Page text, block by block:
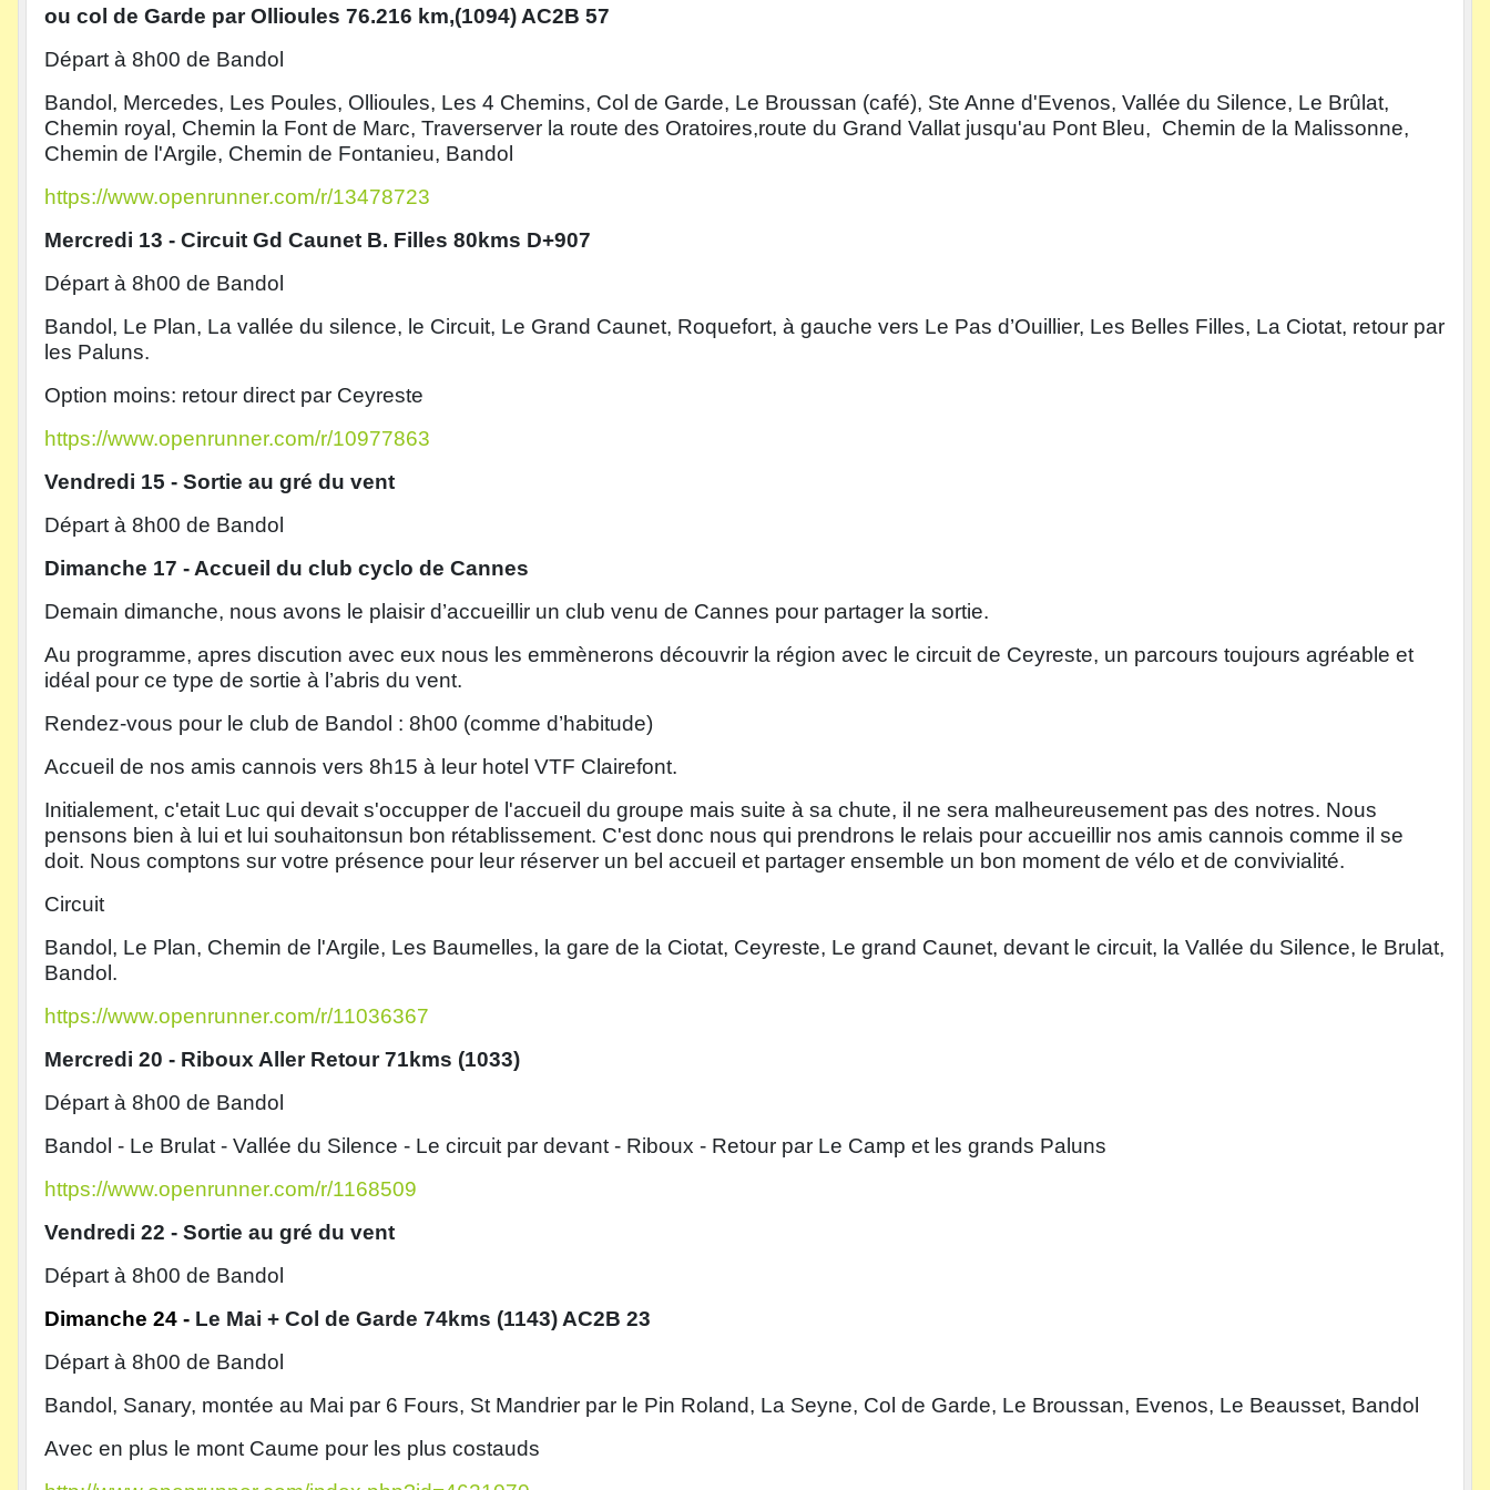
ou col de Garde par Ollioules 76.216 km,(1094) AC2B 57
Départ à 8h00 de Bandol
Bandol, Mercedes, Les Poules, Ollioules, Les 4 Chemins, Col de Garde, Le Broussan (café), Ste Anne d'Evenos, Vallée du Silence, Le Brûlat,
Chemin royal, Chemin la Font de Marc, Traverserver la route des Oratoires,route du Grand Vallat jusqu'au Pont Bleu, Chemin de la Malissonne,
Chemin de l'Argile, Chemin de Fontanieu, Bandol
https://www.openrunner.com/r/13478723
Mercredi 13 - Circuit Gd Caunet B. Filles 80kms D+907
Départ à 8h00 de Bandol
Bandol, Le Plan, La vallée du silence, le Circuit, Le Grand Caunet, Roquefort, à gauche vers Le Pas d’Ouillier, Les Belles Filles, La Ciotat, retour par
les Paluns.
Option moins: retour direct par Ceyreste
https://www.openrunner.com/r/10977863
Vendredi 15 - Sortie au gré du vent
Départ à 8h00 de Bandol
Dimanche 17 - Accueil du club cyclo de Cannes
Demain dimanche, nous avons le plaisir d’accueillir un club venu de Cannes pour partager la sortie.
Au programme, apres discution avec eux nous les emmènerons découvrir la région avec le circuit de Ceyreste, un parcours toujours agréable et
idéal pour ce type de sortie à l’abris du vent.
Rendez-vous pour le club de Bandol : 8h00 (comme d’habitude)
Accueil de nos amis cannois vers 8h15 à leur hotel VTF Clairefont.
Initialement, c'etait Luc qui devait s'occupper de l'accueil du groupe mais suite à sa chute, il ne sera malheureusement pas des notres. Nous
pensons bien à lui et lui souhaitonsun bon rétablissement. C'est donc nous qui prendrons le relais pour accueillir nos amis cannois comme il se
doit. Nous comptons sur votre présence pour leur réserver un bel accueil et partager ensemble un bon moment de vélo et de convivialité.
Circuit
Bandol, Le Plan, Chemin de l'Argile, Les Baumelles, la gare de la Ciotat, Ceyreste, Le grand Caunet, devant le circuit, la Vallée du Silence, le Brulat,
Bandol.
https://www.openrunner.com/r/11036367
Mercredi 20 - Riboux Aller Retour 71kms (1033)
Départ à 8h00 de Bandol
Bandol - Le Brulat - Vallée du Silence - Le circuit par devant - Riboux - Retour par Le Camp et les grands Paluns
https://www.openrunner.com/r/1168509
Vendredi 22 - Sortie au gré du vent
Départ à 8h00 de Bandol
Dimanche 24 - Le Mai + Col de Garde 74kms (1143) AC2B 23
Départ à 8h00 de Bandol
Bandol, Sanary, montée au Mai par 6 Fours, St Mandrier par le Pin Roland, La Seyne, Col de Garde, Le Broussan, Evenos, Le Beausset, Bandol
Avec en plus le mont Caume pour les plus costauds